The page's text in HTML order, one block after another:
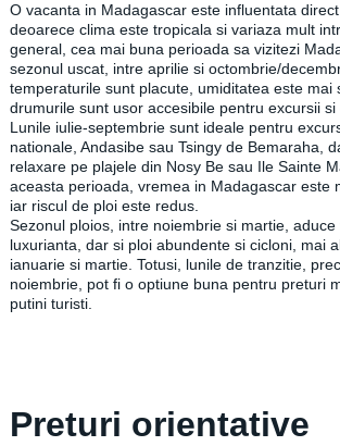
O vacanta in Madagascar este influentata direct
deoarece clima este tropicala si variaza mult
general, cea mai buna perioada sa vizitezi
sezonul uscat, intre aprilie si octombrie/
temperaturile sunt placute, umiditatea este mai
drumurile sunt usor accesibile pentru excursii si
Lunile iulie-septembrie sunt ideale pentru
nationale, Andasibe sau Tsingy de Bemaraha,
relaxare pe plajele din Nosy Be sau Ile Sainte
aceasta perioada, vremea in Madagascar este
iar riscul de ploi este redus.
Sezonul ploios, intre noiembrie si martie, aduce
luxurianta, dar si ploi abundente si cicloni, mai
ianuarie si martie. Totusi, lunile de tranzitie,
noiembrie, pot fi o optiune buna pentru preturi
putini turisti.
Preturi orientative